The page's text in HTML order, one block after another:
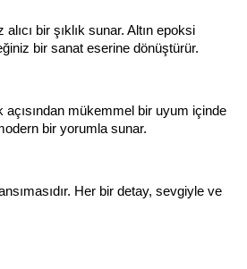
bir şıklık sunar. Altın epoksi
bir sanat eserine dönüştürür.
mükemmel bir uyum içinde
bir yorumla sunar.
Her bir detay, sevgiyle ve